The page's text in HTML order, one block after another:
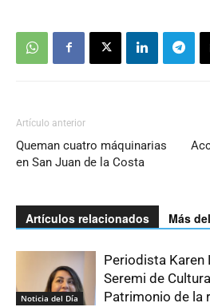
Artículo anterior
Queman cuatro máquinarias
en San Juan de la Costa
Artículos relacionados Más
Noticia del Día
Periodista Karen
Seremi de
Patrimonio de la